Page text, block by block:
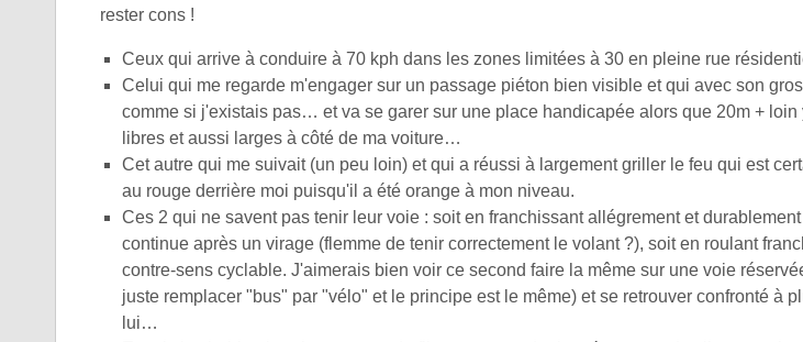
rester cons !
Ceux qui arrive à conduire à 70 kph dans les zones limitées à 30 en pleine rue
Celui qui me regarde m'engager sur un passage piéton bien visible et qui avec son
comme si j'existais pas… et va se garer sur une place handicapée alors que 20m + loin
libres et aussi larges à côté de ma voiture…
Cet autre qui me suivait (un peu loin) et qui a réussi à largement griller le feu qui est
au rouge derrière moi puisqu'il a été orange à mon niveau.
Ces 2 qui ne savent pas tenir leur voie : soit en franchissant allégrement et
continue après un virage (flemme de tenir correctement le volant ?), soit en roulant
contre-sens cyclable. J'aimerais bien voir ce second faire la même sur une voie
juste remplacer "bus" par "vélo" et le principe est le même) et se retrouver confronté à
lui…